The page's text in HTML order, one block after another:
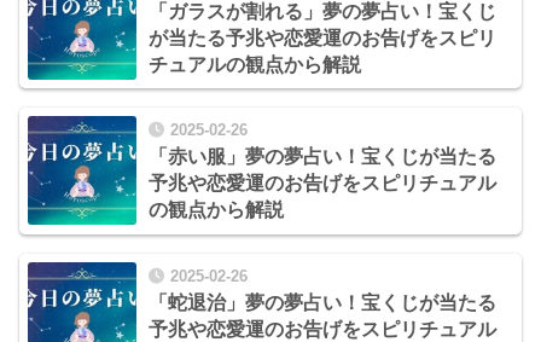
「ガラスが割れる」夢の夢占い！宝くじ
が当たる予兆や恋愛運のお告げをスピリ
チュアルの観点から解説
2025-02-26
「赤い服」夢の夢占い！宝くじが当たる
予兆や恋愛運のお告げをスピリチュアル
の観点から解説
2025-02-26
「蛇退治」夢の夢占い！宝くじが当たる
予兆や恋愛運のお告げをスピリチュアル